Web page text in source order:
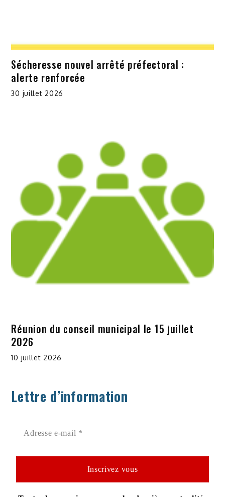
Sécheresse nouvel arrêté préfectoral :
alerte renforcée
30 juillet 2026
Réunion du conseil municipal le 15 juillet
2026
10 juillet 2026
Lettre d’information